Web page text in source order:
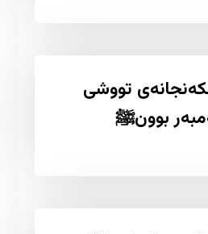
تووشی
بوونﷺ